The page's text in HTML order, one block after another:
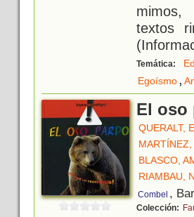
mimos,
textos
Temática:
Egoísmo,
El oso
QUERALT,
BLASCO,
RIAMBAU,
Combel ,
Colección: